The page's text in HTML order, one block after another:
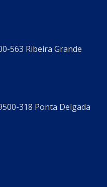
563 Ribeira Grande
318 Ponta Delgada